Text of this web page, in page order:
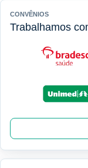
CONVÊNIOS
Trabalhamos